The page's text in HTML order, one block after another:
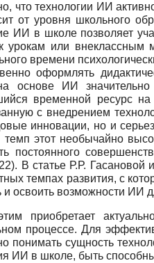
что технологии ИИ
от уровня школьного
ИИ в школе позволяет
урокам или внеклассным
времени
оформлять
основе ИИ
временной ресурс
с внедрением
инновации, но и
темп этот необычайно
постоянного
В статье Р.Р.
темпах развития, с
и освоить возможности ИИ
приобретает
процессе. Для
понимать сущность
ИИ в школе, быть